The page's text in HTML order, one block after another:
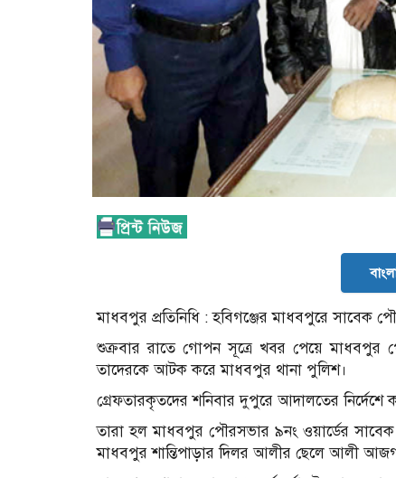
মাধবপুর প্রতিনিধি : হবিগঞ্জের মাধবপুরে
শুক্রবার রাতে গোপন সূত্রে খবর পেয়ে মাধবপুর
তাদেরকে আটক করে মাধবপুর থানা পুলিশ।
গ্রেফতারকৃতদের শনিবার দুপুরে আদালতের নির্দেশে
তারা হল মাধবপুর পৌরসভার ৯নং ওয়ার্ডের সাবেক
মাধবপুর শান্তিপাড়ার দিল­র আলীর ছেলে আলী